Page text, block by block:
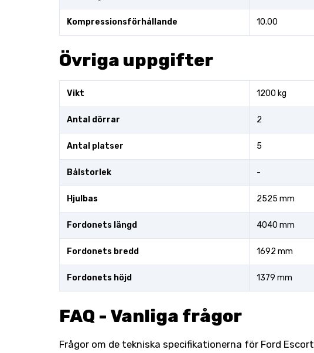
Kompressionsförhållande 10.00
Övriga uppgifter
Vikt 1200 kg
Antal dörrar 2
Antal platser 5
Bålstorlek -
Hjulbas 2525 mm
Fordonets längd 4040 mm
Fordonets bredd 1692 mm
Fordonets höjd 1379 mm
FAQ - Vanliga frågor
Frågor om de tekniska specifikationerna för Ford Escort